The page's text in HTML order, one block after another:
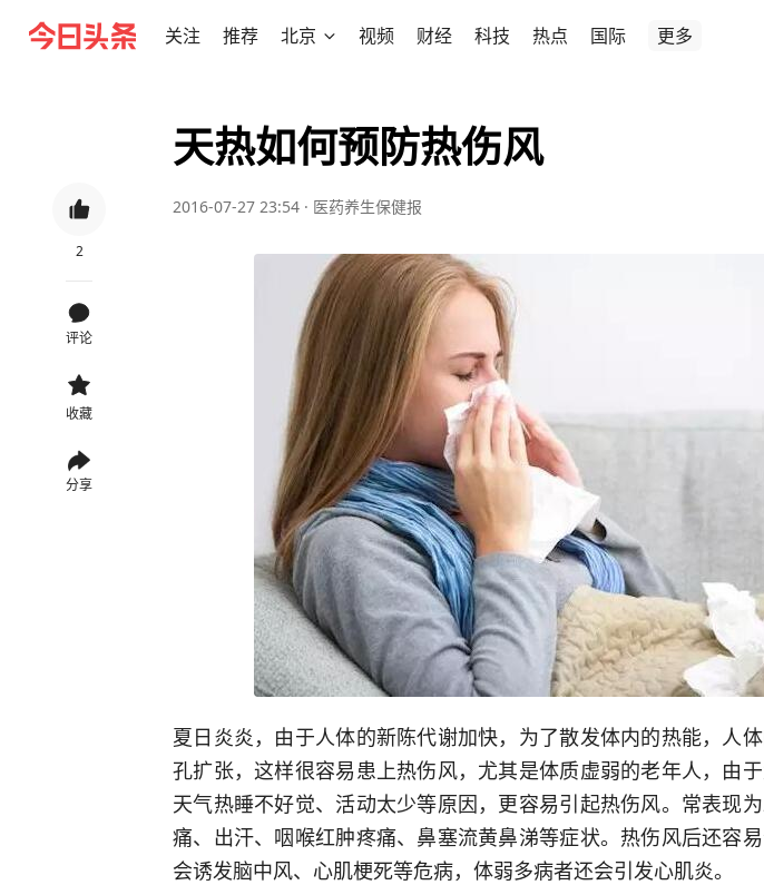
关注 推荐 北京 视频 财经 科技 热点 国际 更多
2
评论
收藏
分享
天热如何预防热伤风
2016-07-27 23:54 · 医药养生保健报
夏日炎炎，由于人体的新陈代谢加快，为了散发体内的热能，人
孔扩张，这样很容易患上热伤风，尤其是体质虚弱的老年人，由于
天气热睡不好觉、活动太少等原因，更容易引起热伤风。常表现
痛、出汗、咽喉红肿疼痛、鼻塞流黄鼻涕等症状。热伤风后还容
会诱发脑中风、心肌梗死等危病，体弱多病者还会引发心肌炎。